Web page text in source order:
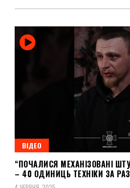
ВІДЕО
“ПОЧАЛИСЯ МЕХАНІЗОВАНІ
– 40 ОДИНИЦЬ ТЕХНІКИ ЗА